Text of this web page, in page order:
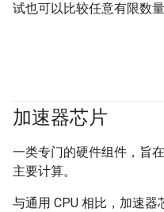
试也可以比较任意有限数量
加速器芯片
一类专门的硬件组件，旨
主要计算。
与通用 CPU 相比，加速器